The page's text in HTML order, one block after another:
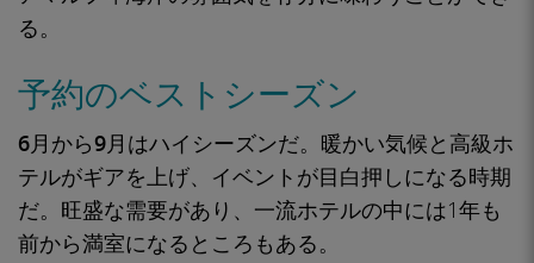
る。
予約のベストシーズン
6月から9月はハイシーズンだ。 暖かい気候と高級ホ
テルがギアを上げ、 イベントが目白押しになる時期
だ。旺盛な需要があり、一流ホテルの中には1年も
前から満室になるところもある。